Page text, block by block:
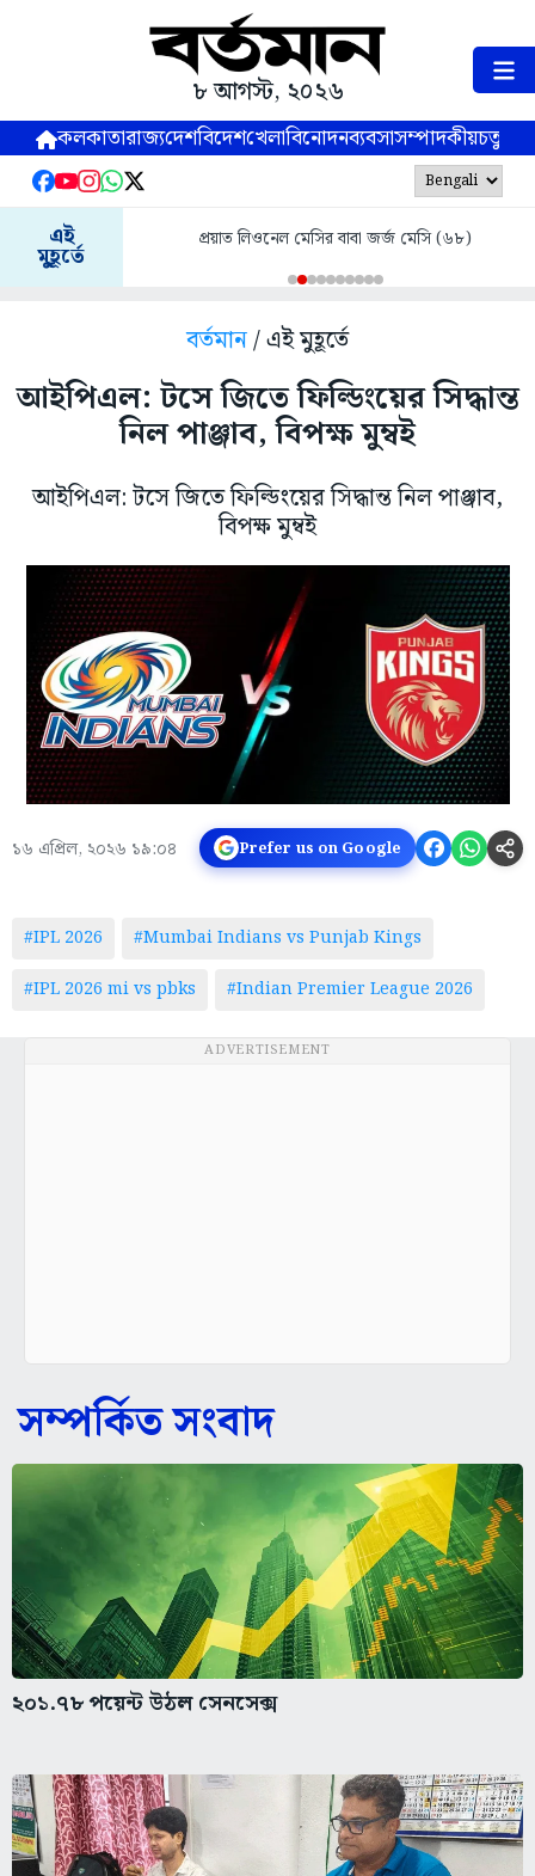
৮ আগস্ট, ২০২৬
কলকাতারাজ্যদেশবিদেশখেলাবিনোদনব্যবসাসম্পাদকীয়
এই
মুহূর্তে
প্রয়াত লিওনেল মেসির বাবা জর্জ মেসি (৬৮)
বর্তমান/ এই মুহূর্তে
আইপিএল: টসে জিতে ফিল্ডিংয়ের সিদ্ধান্ত
নিল পাঞ্জাব, বিপক্ষ মুম্বই
আইপিএল: টসে জিতে ফিল্ডিংয়ের সিদ্ধান্ত নিল পাঞ্জাব,
বিপক্ষ মুম্বই
১৬ এপ্রিল, ২০২৬ ১৯:০৪ Prefer us on Google
#IPL 2026
#Mumbai Indians vs Punjab Kings
#IPL 2026 mi vs pbks
#Indian Premier League 2026
ADVERTISEMENT
সম্পর্কিত সংবাদ
২০১.৭৮ পয়েন্ট উঠল সেনসেক্স